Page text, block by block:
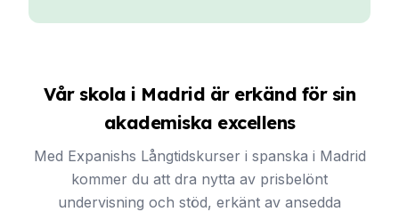
Vår skola i Madrid är erkänd för sin
akademiska excellens
Med Expanishs Långtidskurser i spanska i Madrid
kommer du att dra nytta av prisbelönt
undervisning och stöd, erkänt av ansedda